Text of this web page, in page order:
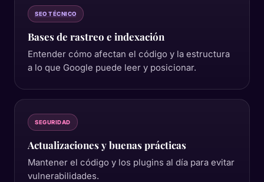
SEO TÉCNICO
Bases de rastreo e indexación
Entender cómo afectan el código y la estructura
a lo que Google puede leer y posicionar.
SEGURIDAD
Actualizaciones y buenas prácticas
Mantener el código y los plugins al día para evitar
vulnerabilidades.